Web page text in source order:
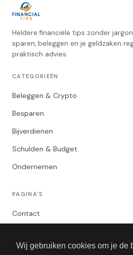
Wij gebruiken cookies om je de
Heldere financiële tips zonder
sparen, beleggen en je geldzaken
praktisch advies.
CATEGORIEËN
Beleggen & Crypto
Besparen
Bijverdienen
Schulden & Budget
Ondernemen
PAGINA'S
Contact
Algemene Voorwaarden